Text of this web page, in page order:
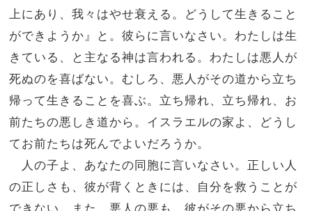
上にあり、我々はやせ衰える。どうして生きること
ができようか』と。彼らに言いなさい。わたしは生
きている、と主なる神は言われる。わたしは悪人が
死ぬのを喜ばない。むしろ、悪人がその道から立ち
帰って生きることを喜ぶ。立ち帰れ、立ち帰れ、お
前たちの悪しき道から。イスラエルの家よ、どうし
てお前たちは死んでよいだろうか。
人の子よ、あなたの同胞に言いなさい。正しい人
の正しさも、彼が背くときには、自分を救うことが